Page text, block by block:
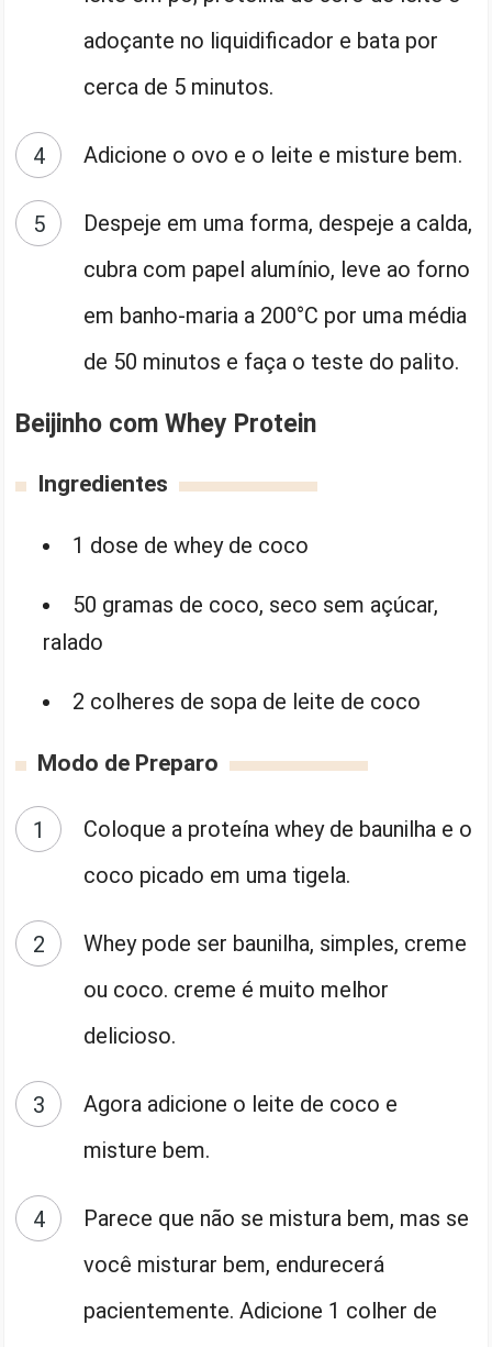
adoçante no liquidificador e bata por
cerca de 5 minutos.
Adicione o ovo e o leite e misture bem.
Despeje em uma forma, despeje a calda,
cubra com papel alumínio, leve ao forno
em banho-maria a 200°C por uma média
de 50 minutos e faça o teste do palito.
Beijinho com Whey Protein
Ingredientes
1 dose de whey de coco
50 gramas de coco, seco sem açúcar,
ralado
2 colheres de sopa de leite de coco
Modo de Preparo
Coloque a proteína whey de baunilha e o
coco picado em uma tigela.
Whey pode ser baunilha, simples, creme
ou coco. creme é muito melhor
delicioso.
Agora adicione o leite de coco e
misture bem.
Parece que não se mistura bem, mas se
você misturar bem, endurecerá
pacientemente. Adicione 1 colher de